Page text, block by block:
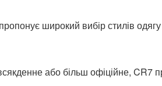
широкий вибір стилів
або більш офіційне, CR7